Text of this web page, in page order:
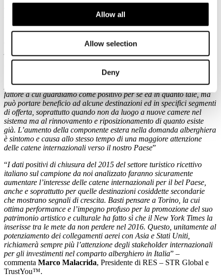
Allow all
Allow selection
Deny
settore così come gli elementi di criticità per programmare interventi
mirati in un mercato fortemente caratterizzato dalla concorrenza
internazionale. Il settore alberghiero italiano ha un potenziale
inespresso e deve tener conto dei mutamenti in atto dotandosi di tutti
quegli strumenti in grado di anticipare tendenze e opportunità che
, Project Manager di Horwath HTL –
La crescita della presenza delle catene è una delle prove del
processo di rigenerazione del sistema alberghiero italiano. Non è un
fattore a cui guardiamo come positivo per se ed in quanto tale, ma
può portare beneficio ad alcune destinazioni ed in specifici segmenti
di offerta, soprattutto quando non da luogo a nuove camere nel
sistema ma al rinnovamento e riposizionamento di quanto esiste
già. L’aumento della componente estera nella domanda alberghiera
è sintomo e causa allo stesso tempo di una maggiore attenzione
delle catene internazionali verso il nostro Paese”
“I dati positivi di chiusura del 2015 del settore turistico ricettivo
italiano sul campione da noi analizzato faranno sicuramente
aumentare l’interesse delle catene internazionali per il bel Paese,
anche e soprattutto per quelle destinazioni cosiddette secondarie
che mostrano segnali di crescita. Basti pensare a Torino, la cui
ottima performance e l’impegno profuso per la promozione del suo
patrimonio artistico e culturale ha fatto sì che il New York Times la
inserisse tra le mete da non perdere nel 2016. Questo, unitamente al
potenziamento dei collegamenti aerei con Asia e Stati Uniti,
richiamerà sempre più l’attenzione degli stakeholder internazionali
per gli investimenti nel comparto alberghiero in Italia” –
commenta Marco Malacrida, Presidente di RES – STR Global e
TrustYou™.